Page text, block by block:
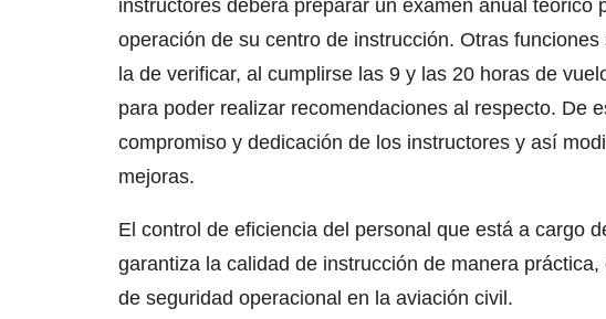
instructores deberá preparar un examen anual
operación de su centro de instrucción. Otras
la de verificar, al cumplirse las 9 y las 20 horas de
para poder realizar recomendaciones al respecto. De
compromiso y dedicación de los instructores y así
mejoras.
El control de eficiencia del personal que está a cargo
garantiza la calidad de instrucción de manera
de seguridad operacional en la aviación civil.